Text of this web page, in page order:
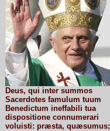
Deus, qui inter summos
Sacerdotes famulum tuum
Benedictum ineffabili tua
dispositione connumerari
voluisti: præsta, quæsumus;